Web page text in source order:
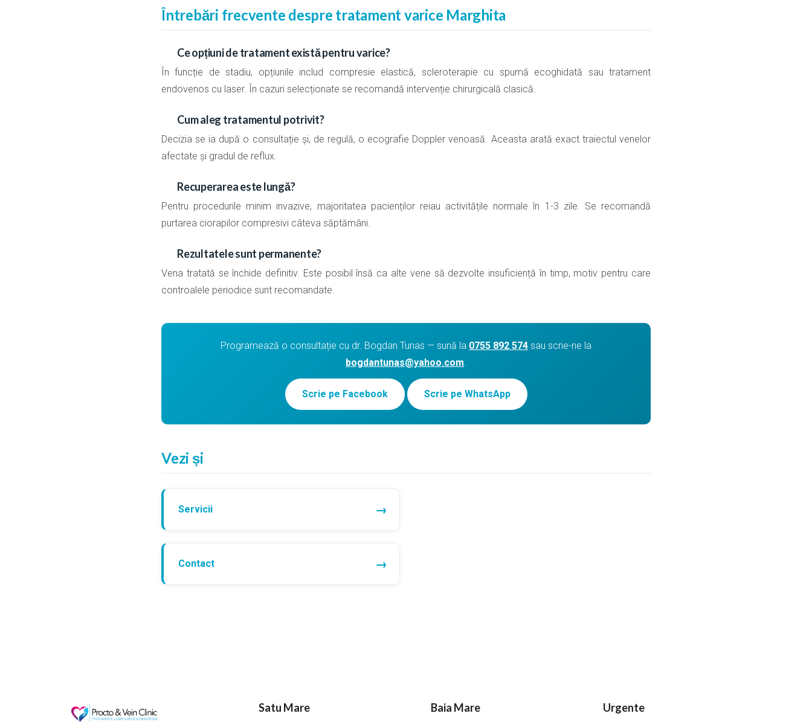
Întrebări frecvente despre tratament varice Marghita
Ce opțiuni de tratament există pentru varice?
În funcție de stadiu, opțiunile includ compresie elastică, scleroterapie cu spumă ecoghidată sau tratament
endovenos cu laser. În cazuri selecționate se recomandă intervenție chirurgicală clasică.
Cum aleg tratamentul potrivit?
Decizia se ia după o consultație și, de regulă, o ecografie Doppler venoasă. Aceasta arată exact traiectul venelor
afectate și gradul de reflux.
Recuperarea este lungă?
Pentru procedurile minim invazive, majoritatea pacienților reiau activitățile normale în 1-3 zile. Se recomandă
purtarea ciorapilor compresivi câteva săptămâni.
Rezultatele sunt permanente?
Vena tratată se închide definitiv. Este posibil însă ca alte vene să dezvolte insuficiență în timp, motiv pentru care
controalele periodice sunt recomandate.
Programează o consultație cu dr. Bogdan Tunas — sună la 0755 892 574 sau scrie-ne la
bogdantunas@yahoo.com.
Scrie pe Facebook Scrie pe WhatsApp
Vezi și
Servicii
Contact
Satu Mare Baia Mare Urgente